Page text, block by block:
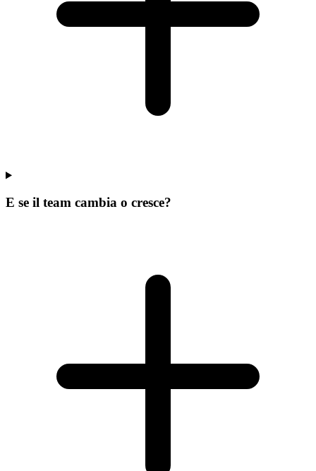
E se il team cambia o cresce?